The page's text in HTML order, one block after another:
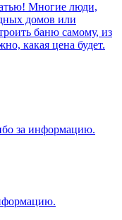
Многие люди,
домов или
баню самому, из
какая цена будет.
за информацию.